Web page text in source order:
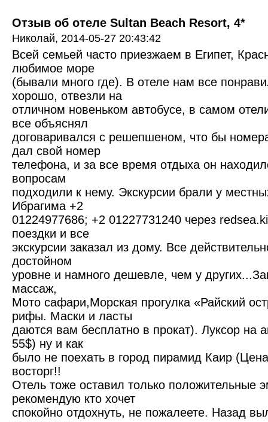
Отзыв об отеле Sultan Beach Resort, 4*
Николай, 2014-05-27 20:43:42
Всей семьей часто приезжаем в Египет,
любимое море
(бывали много где). В отеле нам все
хорошо, отвезли на
отличном новеньком автобусе, в самом
все объяснял
договаривался с решепшеном, что бы
дал свой номер
телефона, и за все время отдыха он
вопросам
подходили к нему. Экскурсии брали у
Ибрагима +2
01224977686; +2 01227731240 через
поездки и все
экскурсии заказал из дому. Все
достойном
уровне и намного дешевле, чем у
массаж,
Мото сафари,Морская прогулка «Райский
рифы. Маски и ласты
даются вам бесплатно в прокат). Луксор на
55$) ну и как
было не поехать в город пирамид Каир
восторг!!
Отель тоже оставил только положительные
рекомендую кто хочет
спокойно отдохнуть, не пожалеете. Назад